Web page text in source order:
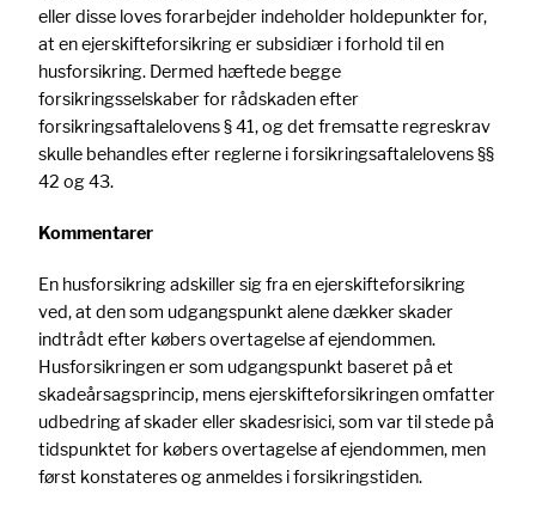
eller disse loves forarbejder indeholder holdepunkter for,
at en ejerskifteforsikring er subsidiær i forhold til en
husforsikring. Dermed hæftede begge
forsikringsselskaber for rådskaden efter
forsikringsaftalelovens § 41, og det fremsatte regreskrav
skulle behandles efter reglerne i forsikringsaftalelovens §§
42 og 43.
Kommentarer
En husforsikring adskiller sig fra en ejerskifteforsikring
ved, at den som udgangspunkt alene dækker skader
indtrådt efter købers overtagelse af ejendommen.
Husforsikringen er som udgangspunkt baseret på et
skadeårsagsprincip, mens ejerskifteforsikringen omfatter
udbedring af skader eller skadesrisici, som var til stede på
tidspunktet for købers overtagelse af ejendommen, men
først konstateres og anmeldes i forsikringstiden.